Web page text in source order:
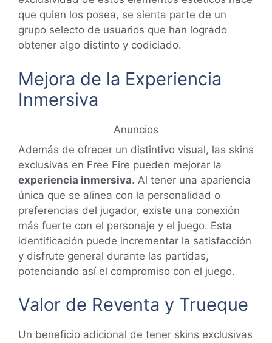
que quien los posea, se sienta parte de un
grupo selecto de usuarios que han logrado
obtener algo distinto y codiciado.
Mejora de la Experiencia
Inmersiva
Anuncios
Además de ofrecer un distintivo visual, las skins
exclusivas en Free Fire pueden mejorar la
experiencia inmersiva. Al tener una apariencia
única que se alinea con la personalidad o
preferencias del jugador, existe una conexión
más fuerte con el personaje y el juego. Esta
identificación puede incrementar la satisfacción
y disfrute general durante las partidas,
potenciando así el compromiso con el juego.
Valor de Reventa y Trueque
Un beneficio adicional de tener skins exclusivas